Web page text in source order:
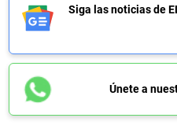
Siga las noticias de
Únete a